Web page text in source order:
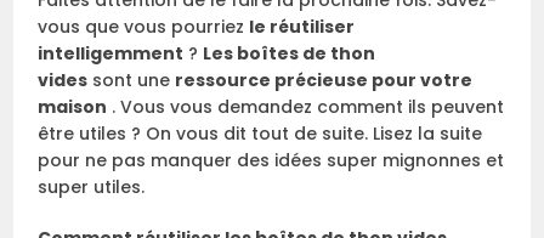
vous que vous pourriez le réutiliser
intelligemment ? Les boîtes de thon
vides sont une ressource précieuse pour votre
maison . Vous vous demandez comment ils peuvent
être utiles ? On vous dit tout de suite. Lisez la suite
pour ne pas manquer des idées super mignonnes et
super utiles.